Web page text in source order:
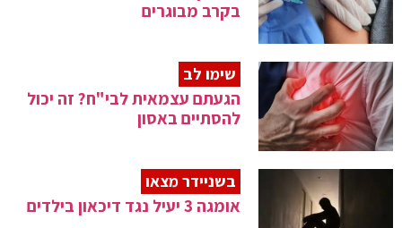
בקרב מבוגרים
שימו לב
הגעתם עצמאית לבי"ח? זה יכול
להסתיים באסון
בשניידר מצאו
אומגה 3 יעיל נגד דיכאון בילדים